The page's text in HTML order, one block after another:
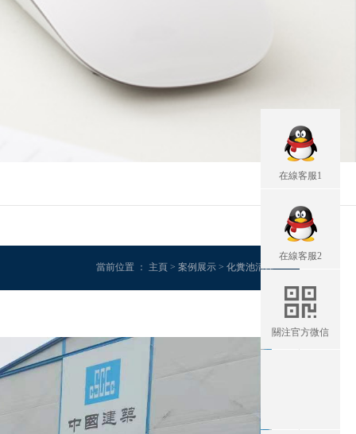
當前位置 ： 主頁> 案例展示> 化糞池清理>
在線客服1
在線客服2
關注官方微信